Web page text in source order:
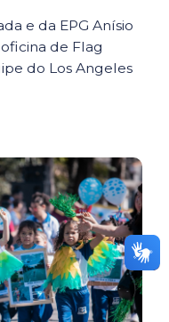
e da EPG Anísio
de Flag
do Los Angeles